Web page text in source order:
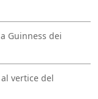
Guinness dei
vertice del